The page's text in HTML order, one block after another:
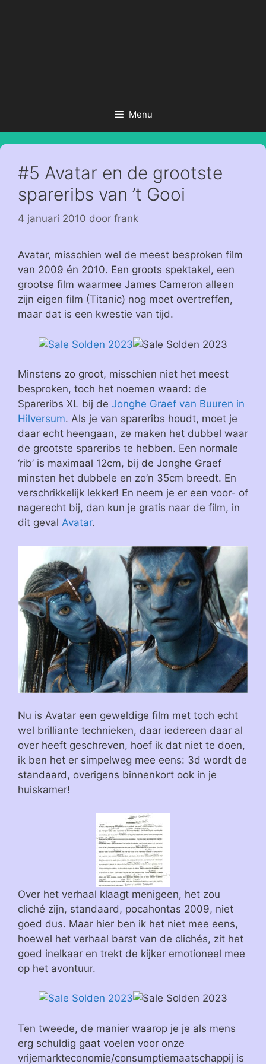
Menu
#5 Avatar en de grootste
spareribs van ’t Gooi
4 januari 2010 door frank
Avatar, misschien wel de meest besproken film
van 2009 én 2010. Een groots spektakel, een
grootse film waarmee James Cameron alleen
zijn eigen film (Titanic) nog moet overtreffen,
maar dat is een kwestie van tijd.
Minstens zo groot, misschien niet het meest
besproken, toch het noemen waard: de
Spareribs XL bij de Jonghe Graef van Buuren in
Hilversum. Als je van spareribs houdt, moet je
daar echt heengaan, ze maken het dubbel waar
de grootste spareribs te hebben. Een normale
‘rib’ is maximaal 12cm, bij de Jonghe Graef
minsten het dubbele en zo’n 35cm breedt. En
verschrikkelijk lekker! En neem je er een voor- of
nagerecht bij, dan kun je gratis naar de film, in
dit geval Avatar.
Nu is Avatar een geweldige film met toch echt
wel brilliante technieken, daar iedereen daar al
over heeft geschreven, hoef ik dat niet te doen,
ik ben het er simpelweg mee eens: 3d wordt de
standaard, overigens binnenkort ook in je
huiskamer!
Over het verhaal klaagt menigeen, het zou
cliché zijn, standaard, pocahontas 2009, niet
goed dus. Maar hier ben ik het niet mee eens,
hoewel het verhaal barst van de clichés, zit het
goed inelkaar en trekt de kijker emotioneel mee
op het avontuur.
Ten tweede, de manier waarop je je als mens
erg schuldig gaat voelen voor onze
vrijemarkteconomie/consumptiemaatschappij is